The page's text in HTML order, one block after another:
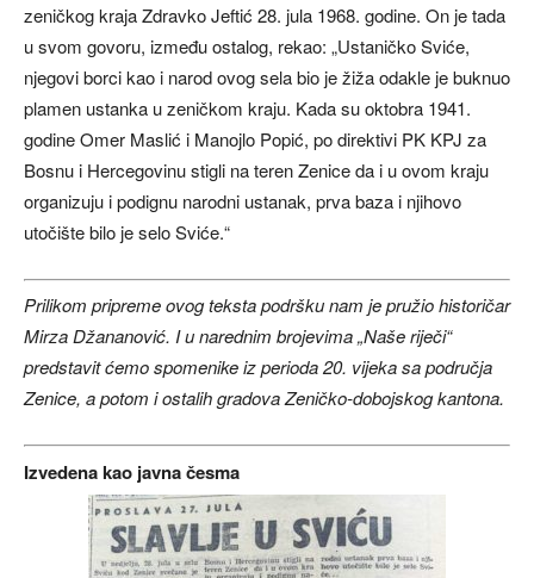
zeničkog kraja Zdravko Jeftić 28. jula 1968. godine. On je tada
u svom govoru, između ostalog, rekao: „Ustaničko Sviće,
njegovi borci kao i narod ovog sela bio je žiža odakle je buknuo
plamen ustanka u zeničkom kraju. Kada su oktobra 1941.
godine Omer Maslić i Manojlo Popić, po direktivi PK KPJ za
Bosnu i Hercegovinu stigli na teren Zenice da i u ovom kraju
organizuju i podignu narodni ustanak, prva baza i njihovo
utočište bilo je selo Sviće.“
Prilikom pripreme ovog teksta podršku nam je pružio historičar
Mirza Džananović. I u narednim brojevima „Naše riječi“
predstavit ćemo spomenike iz perioda 20. vijeka sa područja
Zenice, a potom i ostalih gradova Zeničko-dobojskog kantona.
Izvedena kao javna česma